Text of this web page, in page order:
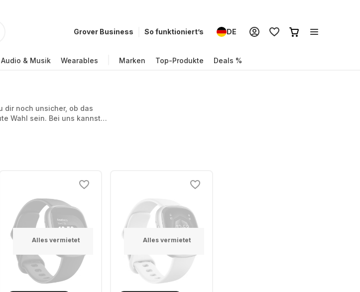
Grover Business So funktioniert’s DE
Audio & Musik Wearables Marken Top-Produkte Deals %
dir noch unsicher, ob das
Wahl sein. Bei uns kannst
langfristig fest. Und
Alles vermietet Alles vermietet